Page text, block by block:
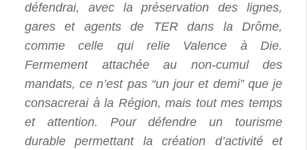
défendrai, avec la préservation des lignes,
gares et agents de TER dans la Drôme,
comme celle qui relie Valence à Die.
Fermement attachée au non-cumul des
mandats, ce n’est pas “un jour et demi” que je
consacrerai à la Région, mais tout mes temps
et attention. Pour défendre un tourisme
durable permettant la création d’activité et